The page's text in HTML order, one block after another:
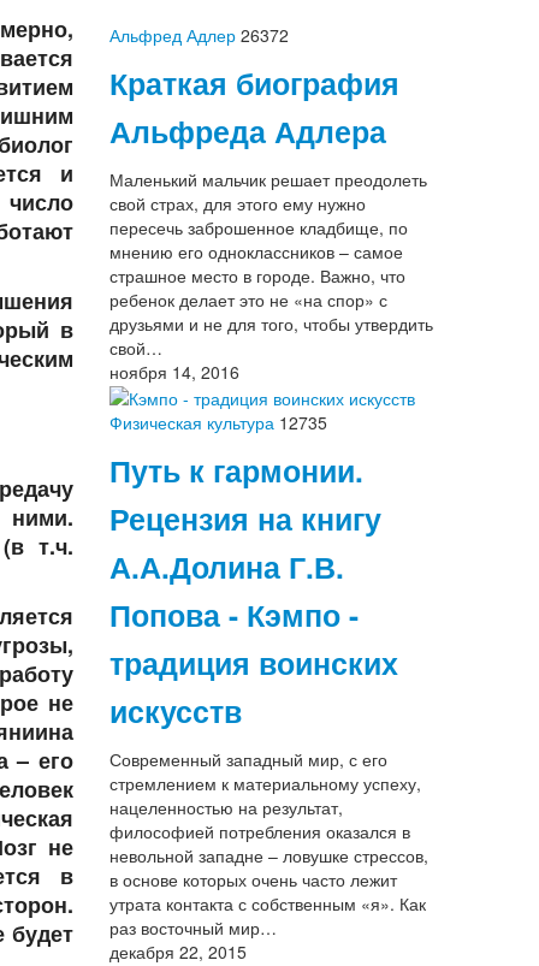
и
в
ними.
т.ч.
не
– его
не
в
будет
Альфред Адлер 26372
Краткая биография
Альфреда Адлера
Маленький мальчик решает преодолеть
свой страх, для этого ему нужно
пересечь заброшенное кладбище, по
мнению его одноклассников – самое
страшное место в городе. Важно, что
ребенок делает это не «на спор» с
друзьями и не для того, чтобы утвердить
свой…
ноября 14, 2016
Физическая культура 12735
Путь к гармонии.
Рецензия на книгу
А.А.Долина Г.В.
Попова - Кэмпо -
традиция воинских
искусств
Современный западный мир, с его
стремлением к материальному успеху,
нацеленностью на результат,
философией потребления оказался в
невольной западне – ловушке стрессов,
в основе которых очень часто лежит
утрата контакта с собственным «я». Как
раз восточный мир…
декабря 22, 2015